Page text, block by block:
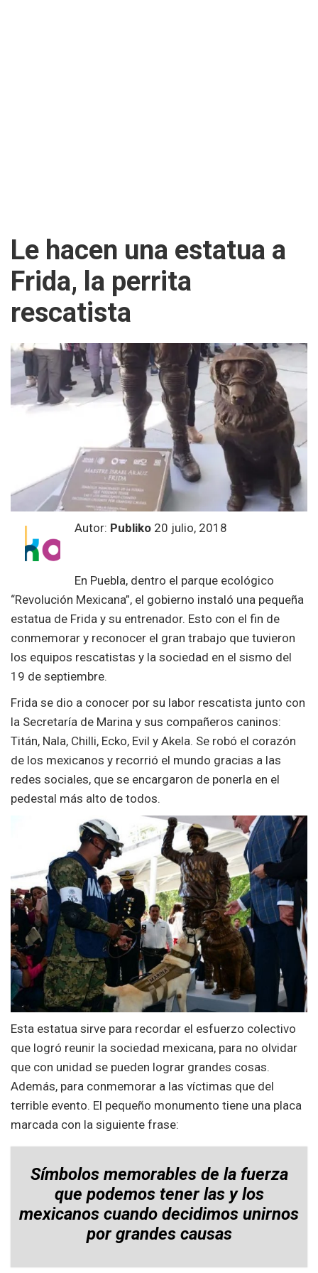
Le hacen una estatua a
Frida, la perrita
rescatista
Autor: Publiko 20 julio, 2018
En Puebla, dentro el parque ecológico
“Revolución Mexicana”, el gobierno instaló una pequeña
estatua de Frida y su entrenador. Esto con el fin de
conmemorar y reconocer el gran trabajo que tuvieron
los equipos rescatistas y la sociedad en el sismo del
19 de septiembre.
Frida se dio a conocer por su labor rescatista junto con
la Secretaría de Marina y sus compañeros caninos:
Titán, Nala, Chilli, Ecko, Evil y Akela. Se robó el corazón
de los mexicanos y recorrió el mundo gracias a las
redes sociales, que se encargaron de ponerla en el
pedestal más alto de todos.
Esta estatua sirve para recordar el esfuerzo colectivo
que logró reunir la sociedad mexicana, para no olvidar
que con unidad se pueden lograr grandes cosas.
Además, para conmemorar a las víctimas que del
terrible evento. El pequeño monumento tiene una placa
marcada con la siguiente frase:
Símbolos memorables de la fuerza
que podemos tener las y los
mexicanos cuando decidimos unirnos
por grandes causas